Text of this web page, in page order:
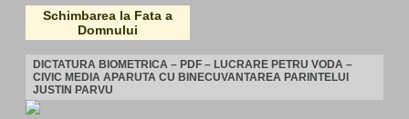
Schimbarea la Fata a
Domnului
DICTATURA BIOMETRICA – PDF – LUCRARE PETRU VODA –
CIVIC MEDIA APARUTA CU BINECUVANTAREA PARINTELUI
JUSTIN PARVU